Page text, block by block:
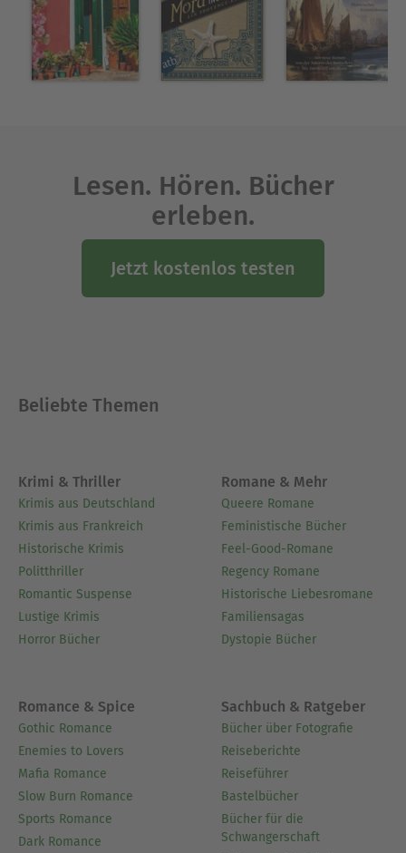
Lesen. Hören. Bücher
erleben.
Jetzt kostenlos testen
Beliebte Themen
Krimi & Thriller
Krimis aus Deutschland
Krimis aus Frankreich
Historische Krimis
Politthriller
Romantic Suspense
Lustige Krimis
Horror Bücher
Romane & Mehr
Queere Romane
Feministische Bücher
Feel-Good-Romane
Regency Romane
Historische Liebesromane
Familiensagas
Dystopie Bücher
Romance & Spice
Gothic Romance
Enemies to Lovers
Mafia Romance
Slow Burn Romance
Sports Romance
Dark Romance
Sachbuch & Ratgeber
Bücher über Fotografie
Reiseberichte
Reiseführer
Bastelbücher
Bücher für die
Schwangerschaft